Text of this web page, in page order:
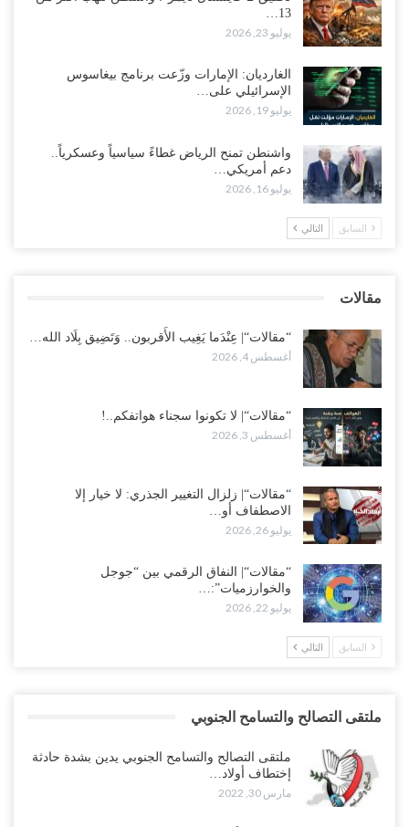
“حضرموت“| بعد اقتحام منزل شيخ بارز.. قبائل الصحراء اليمنية تبدأ
احتشاداً على الحدود السعودية..!
وسط غضبٍ جنوباً.. دعوات لإغلاق مطرح فدغم مع تحوله من معسكر
للتجنيد إلى ساحة لتصفية قادة التحالف..!
“تعز“| مع اقتراب إعادة الهيكلة السعودية.. سباق بين طارق والإصلاح
لإشعال حرب..!
أغسطس 2, 2026
أغسطس 2, 2026
13…
يوليو 23, 2026
الغارديان: الإمارات وزّعت برنامج بيغاسوس
الإسرائيلي على…
يوليو 19, 2026
واشنطن تمنح الرياض غطاءً سياسياً وعسكرياً..
دعم أمريكي…
يوليو 16, 2026
السابق التالي
مقالات
“مقالات“| عِنْدَما يَغِيب الأَقربون.. وَتَضِيق بِلَاد الله…
أغسطس 4, 2026
“مقالات“| لا تكونوا سجناء هواتفكم..!
أغسطس 3, 2026
“مقالات“| زلزال التغيير الجذري: لا خيار إلا
الاصطفاف أو…
يوليو 26, 2026
“مقالات“| النفاق الرقمي بين “جوجل
والخوارزميات”:…
يوليو 22, 2026
السابق التالي
ملتقى التصالح والتسامح الجنوبي
ملتقى التصالح والتسامح الجنوبي يدين بشدة حادثة
إختطاف أولاد…
مارس 30, 2022